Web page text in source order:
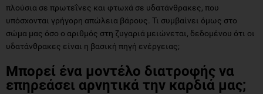
πλούσια σε πρωτεΐνες και φτωχά σε υδατάνθρακες, που
υπόσχονται γρήγορη απώλεια βάρους. Τι συμβαίνει όμως στο
σώμα μας όσο ο αριθμός στη ζυγαριά μειώνεται, δεδομένου ότι οι
υδατάνθρακες είναι η βασική πηγή ενέργειας;
Μπορεί ένα μοντέλο διατροφής να
επηρεάσει αρνητικά την καρδιά μας;